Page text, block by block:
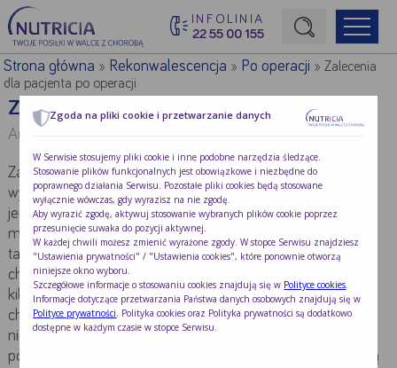
INFOLINIA
22 55 00 155
Początek treści głównej
Strona główna » Rekonwalescencja » Po operacji »Zalecenia
dla pacjenta po operacji
Zalecenia dla pacjenta po operacji
Autor:
Zabieg operacyjny jest z perspektywy działania organizmu
wydarzeniem ”silnie stresującym”. Wiąże się ze zmianą w
jego funkcjonowaniu w związku z narkozą,
metabolizowaniem przyjętych leków anestezjologicznych, a
także z powstaniem rany pooperacyjnej. W zależności od
charakteru operacji, proces powrotu do zdrowia może zająć
kilka tygodni, a czasem dłużej. Pacjent po zabiegu
chirurgicznym przez dłuższy czas może czuć się osłabiony i
nie mieć sił do wykonywania codziennych czynności. Z tego
powodu istotną kwestią jest podjęcie działań, które pomogą
Zgoda na pliki cookie i przetwarzanie danych
W Serwisie stosujemy pliki cookie i inne podobne narzędzia śledzące.
Stosowanie plików funkcjonalnych jest obowiązkowe i niezbędne do
poprawnego działania Serwisu. Pozostałe pliki cookies będą stosowane
wyłącznie wówczas, gdy wyrazisz na nie zgodę.
Aby wyrazić zgodę, aktywuj stosowanie wybranych plików cookie poprzez
przesunięcie suwaka do pozycji aktywnej.
W każdej chwili możesz zmienić wyrażone zgody. W stopce Serwisu znajdziesz
"Ustawienia prywatności" / "Ustawienia cookies", które ponownie otworzą
niniejsze okno wyboru.
Szczegółowe informacje o stosowaniu cookies znajdują się w Polityce cookies
Informacje dotyczące przetwarzania Państwa danych osobowych znajdują się w
Polityce prywatności . Polityka cookies oraz Polityka prywatności są dodatkowo
dostępne w każdym czasie w stopce Serwisu.